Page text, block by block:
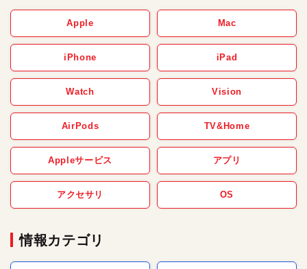
Apple Mac
iPhone iPad
Watch Vision
AirPods TV&Home
Appleサービス アプリ
アクセサリ OS
情報カテゴリ